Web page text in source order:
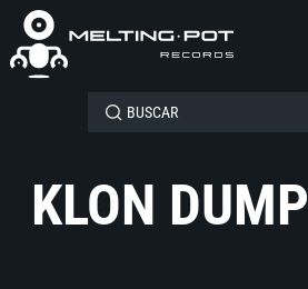
KLON DUMP